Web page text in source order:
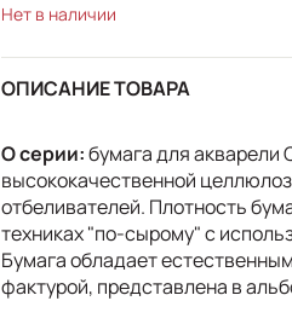
Нет в наличии
ОПИСАНИЕ ТОВАРА
О серии:бумага для акварели
высококачественной
отбеливателей. Плотность
техниках "по-сырому" с
Бумага обладает
фактурой, представлена в